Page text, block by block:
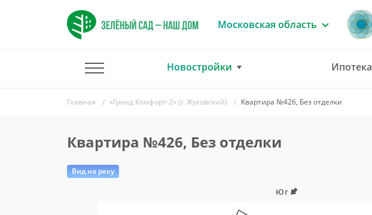
Московская область
Новостройки Ипотека
Главная «Гранд Комфорт-2» (г. Жуковский) Квартира №426, Без отделки
Квартира №426, Без отделки
Вид на реку
Юг